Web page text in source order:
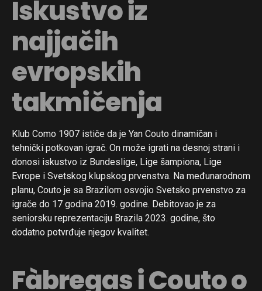
Iskustvo iz
najjačih
evropskih
takmičenja
Klub Como 1907 ističe da je Yan Couto dinamičan i
tehnički potkovan igrač. On može igrati na desnoj strani i
donosi iskustvo iz Bundeslige, Lige šampiona, Lige
Evrope i Svetskog klupskog prvenstva. Na međunarodnom
planu, Couto je sa Brazilom osvojio Svetsko prvenstvo za
igrače do 17 godina 2019. godine. Debitovao je za
seniorsku reprezentaciju Brazila 2023. godine, što
dodatno potvrđuje njegov kvalitet.
Fàbregas i Couto o